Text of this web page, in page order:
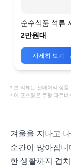
순수식품 석류
자 콜라겐 젤리
2만원대
자세히 보기 →
* 본 리뷰는 판매처의 상품
* 이 포스팅은 쿠팡 파트너
겨울을 지나고
순간이 많아집
한 생활까지 겹